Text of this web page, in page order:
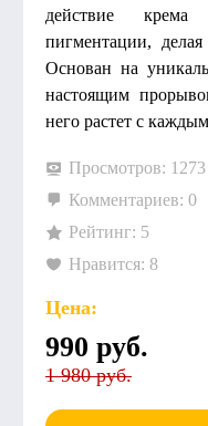
действие
пигментации,
Основан на
настоящим
него растет с
Просмотров: 1273
Комментариев: 0
Рейтинг: 5
Нравится: 8
Цена:
990 руб.
1 980 руб.